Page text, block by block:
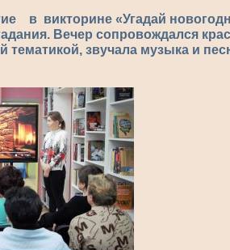
в викторине «Угадай
Вечер сопровождался
звучала музыка и